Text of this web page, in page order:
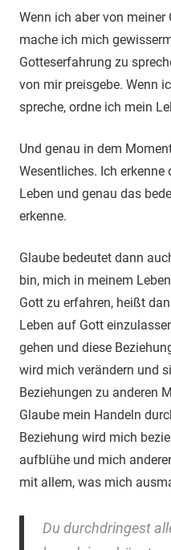
Wenn ich aber von
mache ich mich
Gotteserfahrung zu
von mir preisgebe. Wenn
spreche, ordne ich mein
Und genau in dem
Wesentliches. Ich
Leben und genau das
erkenne.
Glaube bedeutet dann
bin, mich in meinem
Gott zu erfahren, heißt
Leben auf Gott
gehen und diese
wird mich verändern und
Beziehungen zu anderen
Glaube mein Handeln
Beziehung wird mich
aufblühe und mich
mit allem, was mich
Du durchdringest